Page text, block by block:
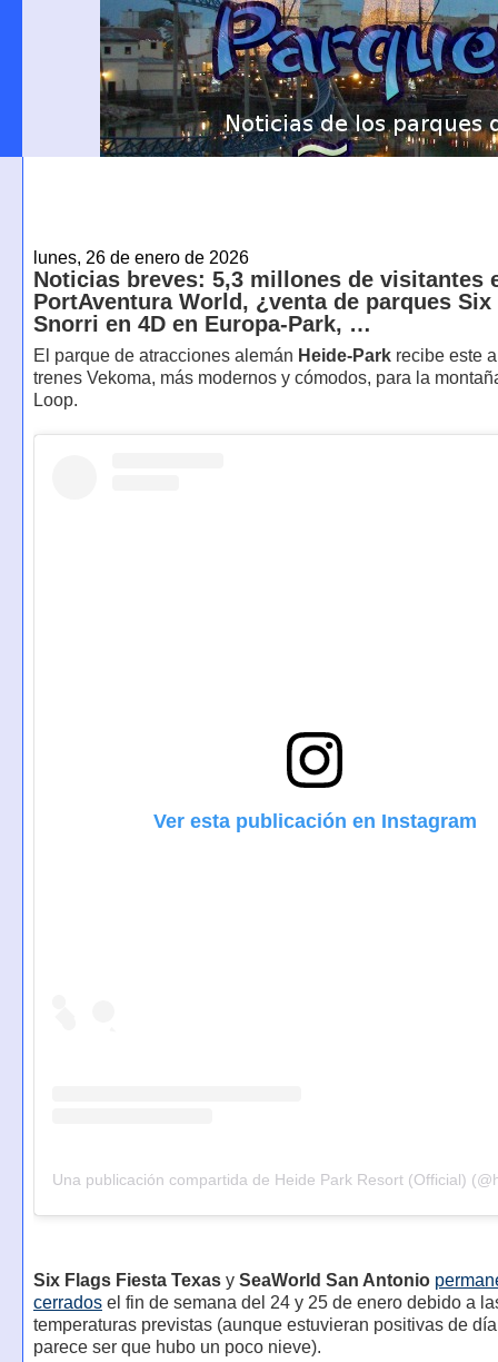
lunes, 26 de enero de 2026
Noticias breves: 5,3 millones de visitantes
PortAventura World, ¿venta de parques Six
Snorri en 4D en Europa-Park, …
El parque de atracciones alemán Heide-Parkrecibe este
trenes Vekoma, más modernos y cómodos, para la
Loop.
Ver esta publicación en Instagram
Six Flags Fiesta Texasy SeaWorld San Antonio
cerradosel fin de semana del 24 y 25 de enero debido a
temperaturas previstas (aunque estuvieran positivas de
parece ser que hubo un poco nieve).